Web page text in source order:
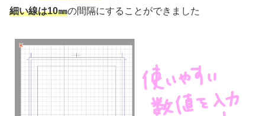
細い線は10㎜の間隔にすることができました